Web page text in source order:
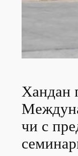
Хандан
чи с